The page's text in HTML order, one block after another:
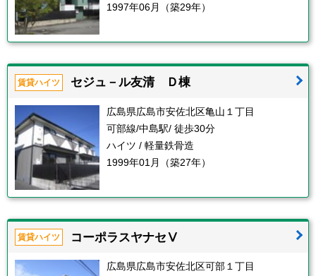
1997年06月（築29年）
賃貸ハイツ セジュ－ル友清 Ｄ棟
広島県広島市安佐北区亀山１丁目
可部線/中島駅/ 徒歩30分
ハイツ / 軽量鉄骨造
1999年01月（築27年）
賃貸ハイツ コーポラスヤナセⅤ
広島県広島市安佐北区可部１丁目